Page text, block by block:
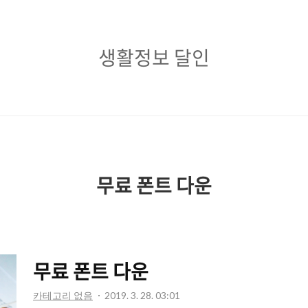
생
활
인
생활정보 달인
무료 폰트 다운
무료 폰트 다운
카테고리 없음 2019. 3. 28. 03:01